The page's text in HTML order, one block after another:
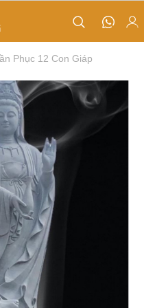
TIN TỨC
Tips nhỏ
Thị trường
Phục 12 Con Giáp